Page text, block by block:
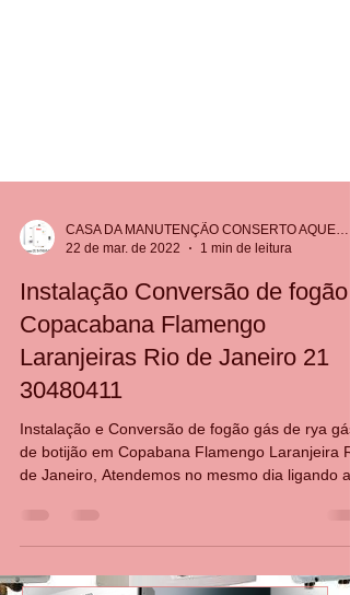
22 de mar. de 2022
1 min de leitura
Instalação Conversão de fogão
Copacabana Flamengo
Laranjeiras Rio de Janeiro 21
30480411
Instalação e Conversão de fogão gás de rya gás